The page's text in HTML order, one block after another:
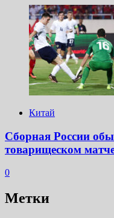
Китай
Сборная России
товарищеском
0
Метки